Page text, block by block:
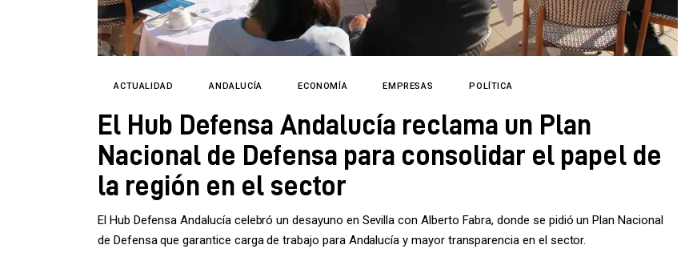
ACTUALIDAD ANDALUCÍA ECONOMÍA EMPRESAS POLÍTICA
El Hub Defensa Andalucía reclama un Plan
Nacional de Defensa para consolidar el papel de
la región en el sector
El Hub Defensa Andalucía celebró un desayuno en Sevilla con Alberto Fabra, donde se pidió un Plan Nacional
de Defensa que garantice carga de trabajo para Andalucía y mayor transparencia en el sector.